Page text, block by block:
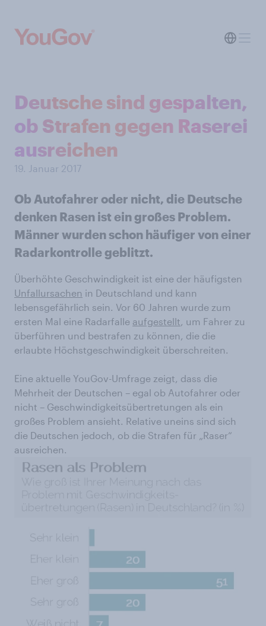
Deutsche sind gespalten,
ob Strafen gegen Raserei
ausreichen
19. Januar 2017
Ob Autofahrer oder nicht, die Deutsche
denken Rasen ist ein großes Problem.
Männer wurden schon häufiger von einer
Radarkontrolle geblitzt.
Überhöhte Geschwindigkeit ist eine der häufigsten
Unfallursachen in Deutschland und kann
lebensgefährlich sein. Vor 60 Jahren wurde zum
ersten Mal eine Radarfalle aufgestellt, um Fahrer zu
überführen und bestrafen zu können, die die
erlaubte Höchstgeschwindigkeit überschreiten.
Eine aktuelle YouGov-Umfrage zeigt, dass die
Mehrheit der Deutschen – egal ob Autofahrer oder
nicht – Geschwindigkeitsübertretungen als ein
großes Problem ansieht. Relative uneins sind sich
die Deutschen jedoch, ob die Strafen für „Raser“
ausreichen.